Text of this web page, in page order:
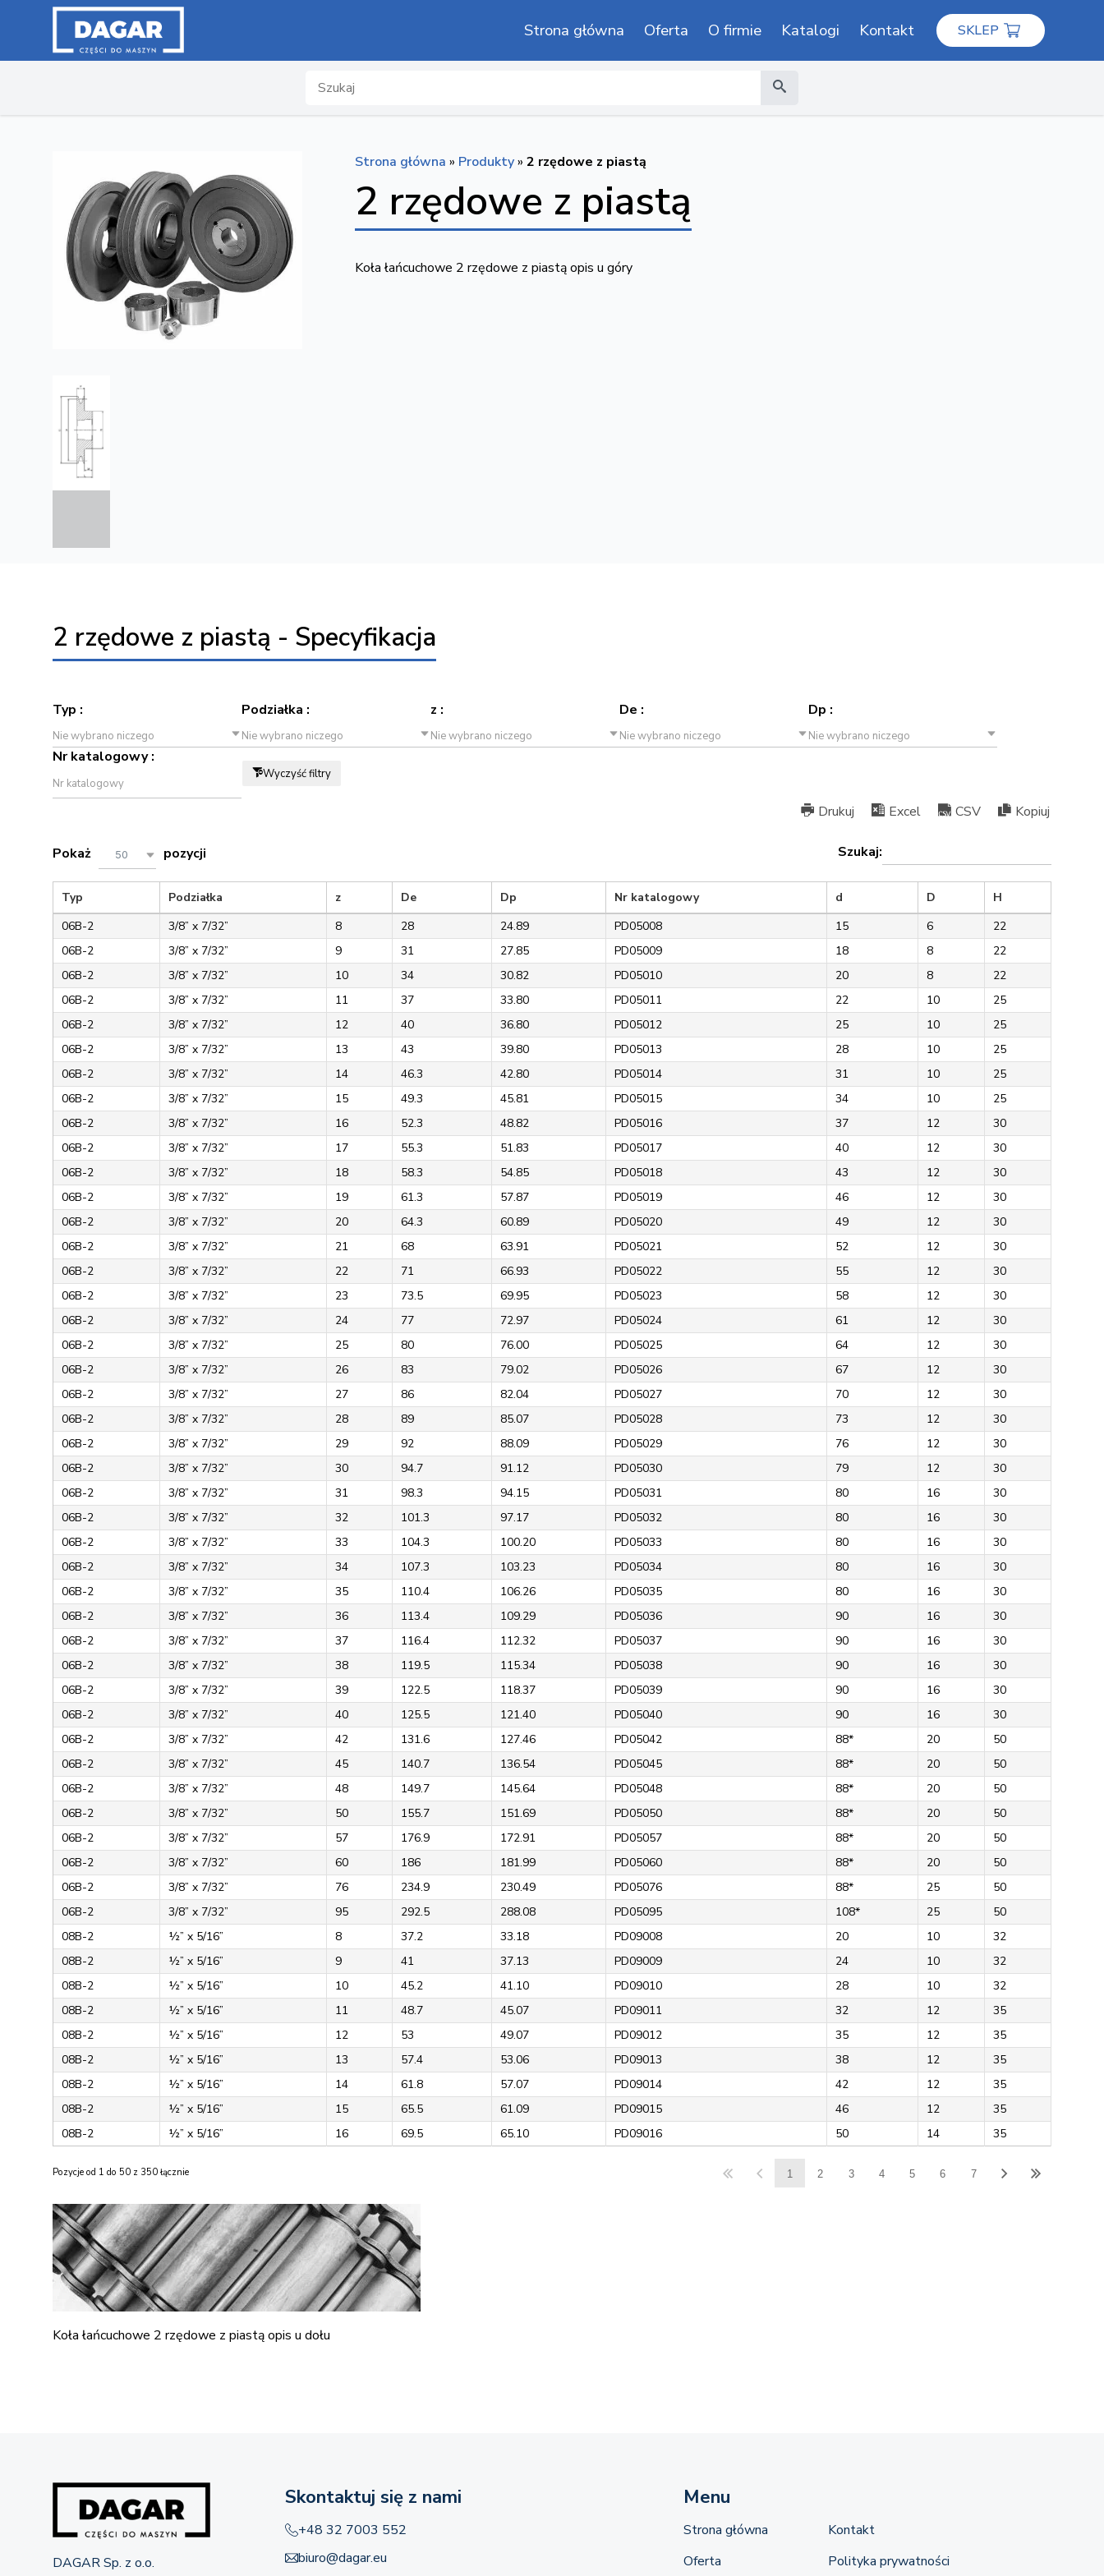
Strona główna Oferta O firmie Katalogi Kontakt SKLEP
Search
Strona główna » Produkty» 2 rzędowe z piastą
2 rzędowe z piastą
Koła łańcuchowe 2 rzędowe z piastą opis u góry
2 rzędowe z piastą - Specyfikacja
Typ :
Nie wybrano niczego
Podziałka :
Nie wybrano niczego
z :
Nie wybrano niczego
De :
Nie wybrano niczego
Dp :
Nie wybrano niczego
Nr katalogowy :
Wyczyść filtry
Drukuj Excel CSV Kopiuj
Pokaż 50 pozycji Szukaj:
Typ Podziałka z De Dp Nr katalogowy d D
H
06B-2
3/8” x 7/32” 8 28 24.89 PD05008 15 6
22
06B-2
3/8” x 7/32” 9 31 27.85 PD05009 18 8
22
06B-2
3/8” x 7/32” 10 34 30.82 PD05010 20 8
22
06B-2
3/8” x 7/32” 11 37 33.80 PD05011 22 10
25
06B-2
3/8” x 7/32” 12 40 36.80 PD05012 25 10
25
06B-2
3/8” x 7/32” 13 43 39.80 PD05013 28 10
25
06B-2
3/8” x 7/32” 14 46.3 42.80 PD05014 31 10
25
06B-2
3/8” x 7/32” 15 49.3 45.81 PD05015 34 10
25
06B-2
3/8” x 7/32” 16 52.3 48.82 PD05016 37 12
30
06B-2
3/8” x 7/32” 17 55.3 51.83 PD05017 40 12
30
06B-2
3/8” x 7/32” 18 58.3 54.85 PD05018 43 12
30
06B-2
3/8” x 7/32” 19 61.3 57.87 PD05019 46 12
30
06B-2
3/8” x 7/32” 20 64.3 60.89 PD05020 49 12
30
06B-2
3/8” x 7/32” 21 68 63.91 PD05021 52 12
30
06B-2
3/8” x 7/32” 22 71 66.93 PD05022 55 12
30
06B-2
3/8” x 7/32” 23 73.5 69.95 PD05023 58 12
30
06B-2
3/8” x 7/32” 24 77 72.97 PD05024 61 12
30
06B-2
3/8” x 7/32” 25 80 76.00 PD05025 64 12
30
06B-2
3/8” x 7/32” 26 83 79.02 PD05026 67 12
30
06B-2
3/8” x 7/32” 27 86 82.04 PD05027 70 12
30
06B-2
3/8” x 7/32” 28 89 85.07 PD05028 73 12
30
06B-2
3/8” x 7/32” 29 92 88.09 PD05029 76 12
30
06B-2
3/8” x 7/32” 30 94.7 91.12 PD05030 79 12
30
06B-2
3/8” x 7/32” 31 98.3 94.15 PD05031 80 16
30
06B-2
3/8” x 7/32” 32 101.3 97.17 PD05032 80 16
30
06B-2
3/8” x 7/32” 33 104.3 100.20 PD05033 80 16
30
06B-2
3/8” x 7/32” 34 107.3 103.23 PD05034 80 16
30
06B-2
3/8” x 7/32” 35 110.4 106.26 PD05035 80 16
30
06B-2
3/8” x 7/32” 36 113.4 109.29 PD05036 90 16
30
06B-2
3/8” x 7/32” 37 116.4 112.32 PD05037 90 16
30
06B-2
3/8” x 7/32” 38 119.5 115.34 PD05038 90 16
30
06B-2
3/8” x 7/32” 39 122.5 118.37 PD05039 90 16
30
06B-2
3/8” x 7/32” 40 125.5 121.40 PD05040 90 16
30
06B-2
3/8” x 7/32” 42 131.6 127.46 PD05042 88* 20
50
06B-2
3/8” x 7/32” 45 140.7 136.54 PD05045 88* 20
50
06B-2
3/8” x 7/32” 48 149.7 145.64 PD05048 88* 20
50
06B-2
3/8” x 7/32” 50 155.7 151.69 PD05050 88* 20
50
06B-2
3/8” x 7/32” 57 176.9 172.91 PD05057 88* 20
50
06B-2
3/8” x 7/32” 60 186 181.99 PD05060 88* 20
50
06B-2
3/8” x 7/32” 76 234.9 230.49 PD05076 88* 25
50
06B-2
3/8” x 7/32” 95 292.5 288.08 PD05095 108* 25
50
08B-2
½” x 5/16” 8 37.2 33.18 PD09008 20 10
32
08B-2
½” x 5/16” 9 41 37.13 PD09009 24 10
32
08B-2
½” x 5/16” 10 45.2 41.10 PD09010 28 10
32
08B-2
½” x 5/16” 11 48.7 45.07 PD09011 32 12
35
08B-2
½” x 5/16” 12 53 49.07 PD09012 35 12
35
08B-2
½” x 5/16” 13 57.4 53.06 PD09013 38 12
35
08B-2
½” x 5/16” 14 61.8 57.07 PD09014 42 12
35
08B-2
½” x 5/16” 15 65.5 61.09 PD09015 46 12
35
08B-2
½” x 5/16” 16 69.5 65.10 PD09016 50 14 35
Pozycje od 1 do 50 z 350 łącznie 1 2 3 4 5 6 7
Koła łańcuchowe 2 rzędowe z piastą opis u dołu
DAGAR Sp. z o.o.
Skontaktuj się z nami
+48 32 7003 552
biuro@dagar.eu
Menu
Strona główna
Oferta
Kontakt
Polityka prywatności